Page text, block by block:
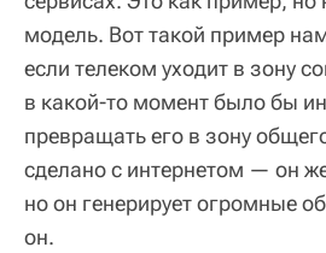
модель. Вот такой пример
если телеком уходит в зону
в какой-то момент было бы
превращать его в зону
сделано с интернетом — он
но он генерирует огромные
он.